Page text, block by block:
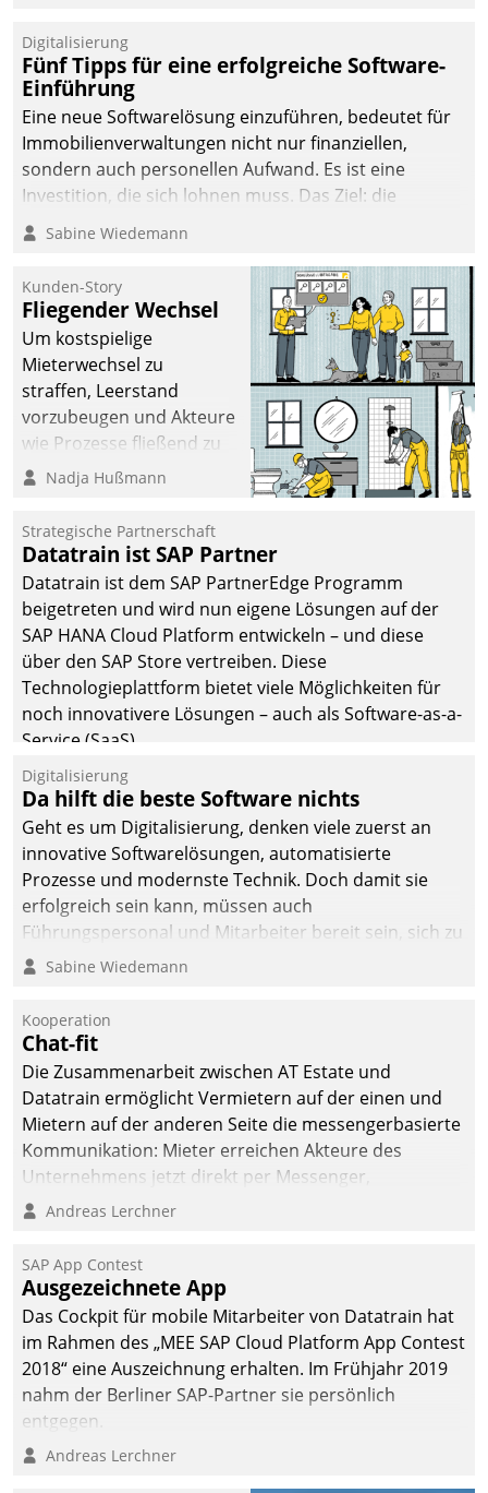
Digitalisierung
Fünf Tipps für eine erfolgreiche Software-
Einführung
Eine neue Softwarelösung einzuführen, bedeutet für
Immobilienverwaltungen nicht nur finanziellen,
sondern auch personellen Aufwand. Es ist eine
Investition, die sich lohnen muss. Das Ziel: die
nachhaltige Optimierung der Geschäftsabläufe. Damit
dieses Ziel erreicht wird, sollten einige Grundregeln
Sabine Wiedemann
Kunden-Story
Fliegender Wechsel
Um kostspielige
Mieterwechsel zu
straffen, Leerstand
vorzubeugen und Akteure
wie Prozesse fließend zu
vernetzen, nutzt die
Jahresbeginn eine
Überblick, Einsicht und
Eingriff bietende Lösung.
Zur Entwicklung setzte
man auf
Cloudtechnologie,
bewährte und Startup-
Partner sowie erstmals
agile Projektmethoden.
Nadja Hußmann
Strategische Partnerschaft
Datatrain ist SAP Partner
Datatrain ist dem SAP PartnerEdge Programm
beigetreten und wird nun eigene Lösungen auf der
SAP HANA Cloud Platform entwickeln – und diese
über den SAP Store vertreiben. Diese
Technologieplattform bietet viele Möglichkeiten für
noch innovativere Lösungen – auch als Software-as-a-
Service (SaaS).
Digitalisierung
Da hilft die beste Software nichts
Geht es um Digitalisierung, denken viele zuerst an
innovative Softwarelösungen, automatisierte
Prozesse und modernste Technik. Doch damit sie
erfolgreich sein kann, müssen auch
Führungspersonal und Mitarbeiter bereit sein, sich zu
verändern und anzupassen, sonst werden sie an ihr
Sabine Wiedemann
Kooperation
Chat-fit
Die Zusammenarbeit zwischen AT Estate und
Datatrain ermöglicht Vermietern auf der einen und
Mietern auf der anderen Seite die messengerbasierte
Kommunikation: Mieter erreichen Akteure des
Unternehmens jetzt direkt per Messenger,
Mitarbeiter oder Dienstleister empfangen oder
Andreas Lerchner
SAP App Contest
Ausgezeichnete App
Das Cockpit für mobile Mitarbeiter von Datatrain hat
im Rahmen des „MEE SAP Cloud Platform App Contest
2018“ eine Auszeichnung erhalten. Im Frühjahr 2019
nahm der Berliner SAP-Partner sie persönlich
entgegen.
Andreas Lerchner